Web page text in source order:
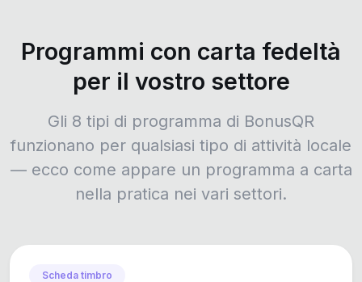
Programmi con carta fedeltà
per il vostro settore
Gli 8 tipi di programma di BonusQR
funzionano per qualsiasi tipo di attività locale
— ecco come appare un programma a carta
nella pratica nei vari settori.
Scheda timbro